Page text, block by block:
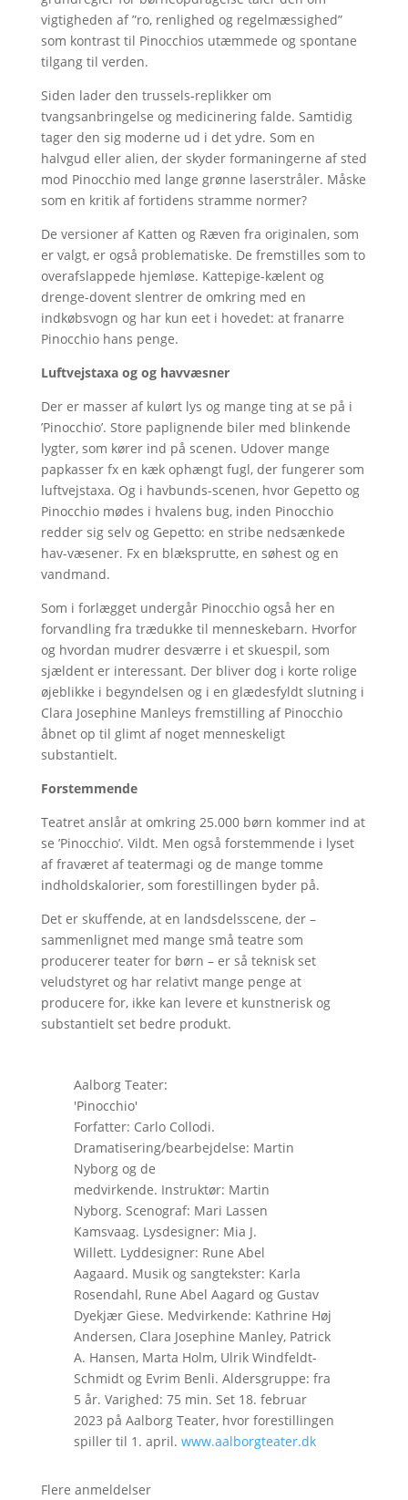
vigtigheden af ”ro, renlighed og regelmæssighed”
som kontrast til Pinocchios utæmmede og spontane
tilgang til verden.
Siden lader den trussels-replikker om
tvangsanbringelse og medicinering falde. Samtidig
tager den sig moderne ud i det ydre. Som en
halvgud eller alien, der skyder formaningerne af sted
mod Pinocchio med lange grønne laserstråler. Måske
som en kritik af fortidens stramme normer?
De versioner af Katten og Ræven fra originalen, som
er valgt, er også problematiske. De fremstilles som to
overafslappede hjemløse. Kattepige-kælent og
drenge-dovent slentrer de omkring med en
indkøbsvogn og har kun eet i hovedet: at franarre
Pinocchio hans penge.
Luftvejstaxa og og havvæsner
Der er masser af kulørt lys og mange ting at se på i
’Pinocchio’. Store paplignende biler med blinkende
lygter, som kører ind på scenen. Udover mange
papkasser fx en kæk ophængt fugl, der fungerer som
luftvejstaxa. Og i havbunds-scenen, hvor Gepetto og
Pinocchio mødes i hvalens bug, inden Pinocchio
redder sig selv og Gepetto: en stribe nedsænkede
hav-væsener. Fx en blæksprutte, en søhest og en
vandmand.
Som i forlægget undergår Pinocchio også her en
forvandling fra trædukke til menneskebarn. Hvorfor
og hvordan mudrer desværre i et skuespil, som
sjældent er interessant. Der bliver dog i korte rolige
øjeblikke i begyndelsen og i en glædesfyldt slutning i
Clara Josephine Manleys fremstilling af Pinocchio
åbnet op til glimt af noget menneskeligt
substantielt.
Forstemmende
Teatret anslår at omkring 25.000 børn kommer ind at
se ’Pinocchio’. Vildt. Men også forstemmende i lyset
af fraværet af teatermagi og de mange tomme
indholdskalorier, som forestillingen byder på.
Det er skuffende, at en landsdelsscene, der –
sammenlignet med mange små teatre som
producerer teater for børn – er så teknisk set
veludstyret og har relativt mange penge at
producere for, ikke kan levere et kunstnerisk og
substantielt set bedre produkt.
Aalborg Teater:
'Pinocchio'
Forfatter: Carlo Collodi.
Dramatisering/bearbejdelse: Martin
Nyborg og de
medvirkende. Instruktør: Martin
Nyborg. Scenograf: Mari Lassen
Kamsvaag. Lysdesigner: Mia J.
Willett. Lyddesigner: Rune Abel
Aagaard. Musik og sangtekster: Karla
Rosendahl, Rune Abel Aagard og Gustav
Dyekjær Giese. Medvirkende: Kathrine Høj
Andersen, Clara Josephine Manley, Patrick
A. Hansen, Marta Holm, Ulrik Windfeldt-
Schmidt og Evrim Benli. Aldersgruppe: fra
5 år. Varighed: 75 min. Set 18. februar
2023 på Aalborg Teater, hvor forestillingen
spiller til 1. april. www.aalborgteater.dk
Flere anmeldelser